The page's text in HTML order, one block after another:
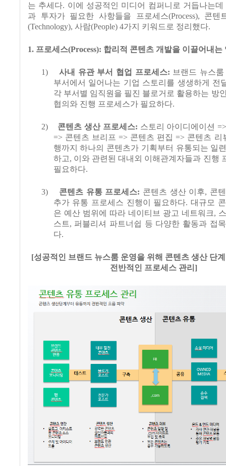
는 추세다. 이에 성공적인 미디어 컴퍼니로 거듭나는
과 투자가 필요한 사항들을 프로세스(Process), 콘텐
(Technology), 사람(People) 4가지 키워드로 정리했다.
1. 프로세스(Process): 합리적 콘텐츠 개발을 이끌어내는
1) 사내 유관 부서 협업 프로세스: 브랜드 뉴스
부서에서 일어나는 기업 스토리를 생생하게 전
각 부서별 임직원을 필진 블로거로 활용하는 방
협의와 진행 프로세스가 필요하다.
2) 콘텐츠 생산 프로세스: 스토리 아이디에이션
=> 콘텐츠 브리프 => 콘텐츠 편집 => 콘텐츠 리
행까지 하나의 콘텐츠가 기획부터 유통되는 일
하고, 이와 관련된 대내외 이해관계자들과 진행
필요하다.
3) 콘텐츠 유통 프로세스: 콘텐츠 생산 이후, 콘
추가 유통 프로세스 진행이 필요하다. 대규모
은 예산 범위에 따라 네이티브 광고 네트워크,
스트, 퍼블리셔 파트너쉽 등 다양한 활동과 접
다.
[성공적인 브랜드 뉴스룸 운영을 위해 콘텐츠 생산 단
전반적인 프로세스 관리]